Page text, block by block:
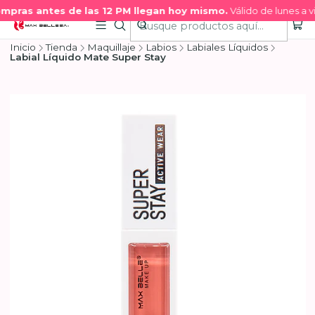
antes de las 12 PM llegan hoy mismo.Válido de lunes a
Inicio Tienda Maquillaje Labios
Labiales Líquidos
Labial Líquido Mate Super Stay